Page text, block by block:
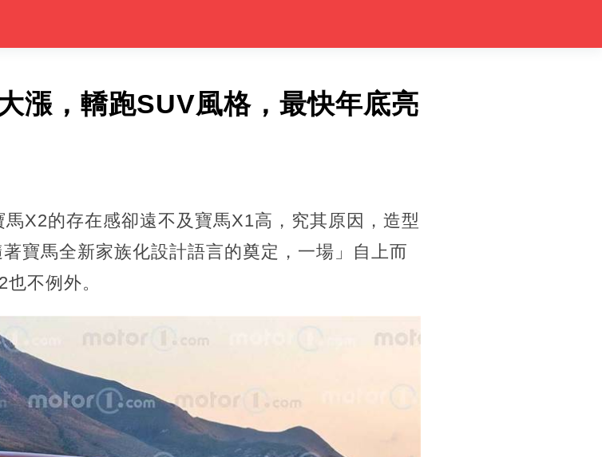
漲，轎跑SUV風格，最快年底亮
X2的存在感卻遠不及寶馬X1高，究其原因，造型
寶馬全新家族化設計語言的奠定，一場」自上而
不例外。